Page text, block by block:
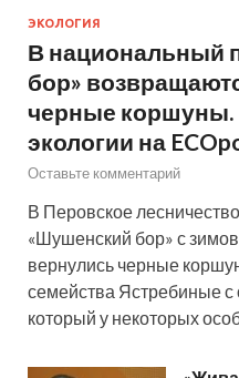
ЭКОЛОГИЯ
В национальный
бор»
черные коршуны.
экологии на
Оставьте комментарий
В Перовское
«Шушенский бор» с
вернулись черные
семейства Ястребиные
который у некоторых